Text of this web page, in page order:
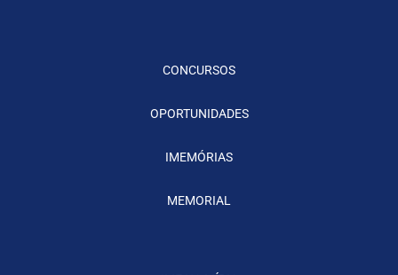
CONCURSOS
OPORTUNIDADES
IMEMÓRIAS
MEMORIAL